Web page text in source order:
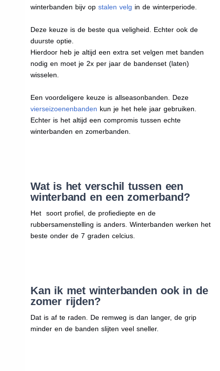
winterbanden bijv op stalen velg in de winterperiode.
Deze keuze is de beste qua veligheid. Echter ook de
duurste optie.
Hierdoor heb je altijd een extra set velgen met banden
nodig en moet je 2x per jaar de bandenset (laten)
wisselen.
Een voordeligere keuze is allseasonbanden. Deze
vierseizoenenbanden kun je het hele jaar gebruiken.
Echter is het altijd een compromis tussen echte
winterbanden en zomerbanden.
Wat is het verschil tussen een
winterband en een zomerband?
Het soort profiel, de profiediepte en de
rubbersamenstelling is anders. Winterbanden werken het
beste onder de 7 graden celcius.
Kan ik met winterbanden ook in de
zomer rijden?
Dat is af te raden. De remweg is dan langer, de grip
minder en de banden slijten veel sneller.